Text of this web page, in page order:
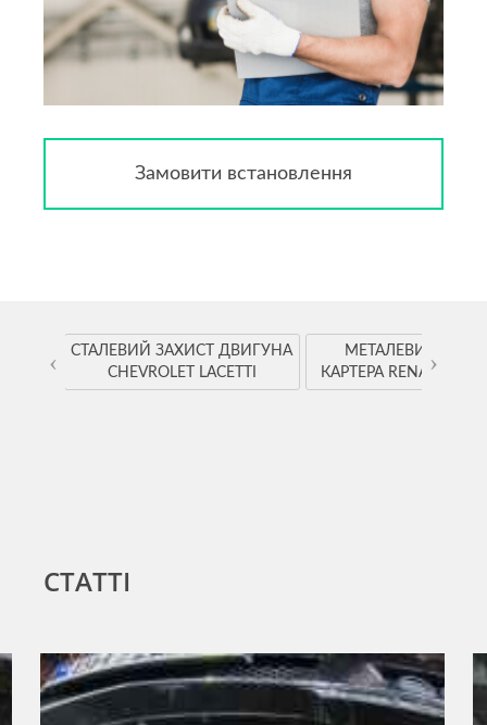
Замовити встановлення
СТАЛЕВИЙ ЗАХИСТ ДВИГУНА
CHEVROLET LACETTI
МЕТАЛЕВИЙ
КАРТЕРА RENAULT
‹ ›
СТАТТІ